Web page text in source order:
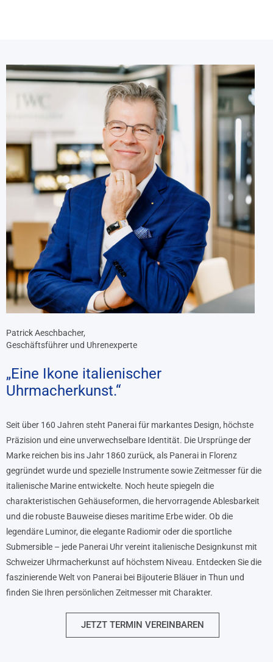
Patrick Aeschbacher,
Geschäftsführer und Uhrenexperte
„Eine Ikone italienischer
Uhrmacherkunst.“
Seit über 160 Jahren steht Panerai für markantes Design, höchste
Präzision und eine unverwechselbare Identität. Die Ursprünge der
Marke reichen bis ins Jahr 1860 zurück, als Panerai in Florenz
gegründet wurde und spezielle Instrumente sowie Zeitmesser für die
italienische Marine entwickelte. Noch heute spiegeln die
charakteristischen Gehäuseformen, die hervorragende Ablesbarkeit
und die robuste Bauweise dieses maritime Erbe wider. Ob die
legendäre Luminor, die elegante Radiomir oder die sportliche
Submersible – jede Panerai Uhr vereint italienische Designkunst mit
Schweizer Uhrmacherkunst auf höchstem Niveau. Entdecken Sie die
faszinierende Welt von Panerai bei Bijouterie Bläuer in Thun und
finden Sie Ihren persönlichen Zeitmesser mit Charakter.
JETZT TERMIN VEREINBAREN